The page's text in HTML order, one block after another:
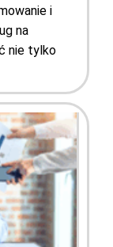
i
na
nie tylko